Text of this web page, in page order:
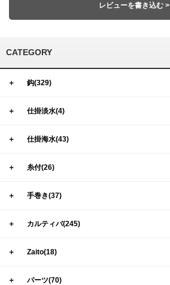
レビューを書き込む >
CATEGORY
＋ 鈎(329)
＋ 仕掛淡水(4)
＋ 仕掛海水(43)
＋ 糸付(26)
＋ 手巻き(37)
＋ カルティバ(245)
＋ Zaito(18)
＋ パーツ(70)